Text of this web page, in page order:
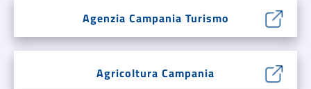
Agenzia Campania Turismo
Agricoltura Campania